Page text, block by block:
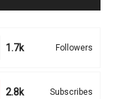
1.7k Followers
2.8k Subscribes